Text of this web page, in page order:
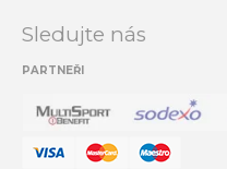
Sledujte nás
PARTNEŘI